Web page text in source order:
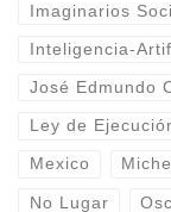
Imaginarios
Inteligencia-
José Edmundo
Ley de
Mexico
No Lugar